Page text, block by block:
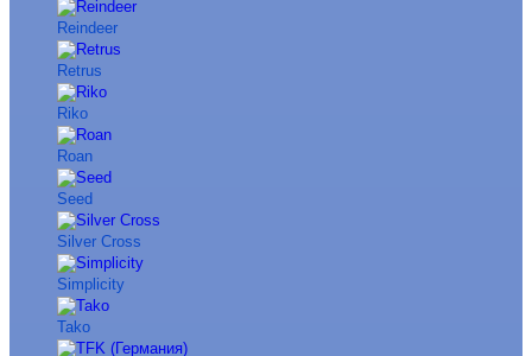
Reindeer
Retrus
Riko
Roan
Seed
Silver Cross
Simplicity
Tako